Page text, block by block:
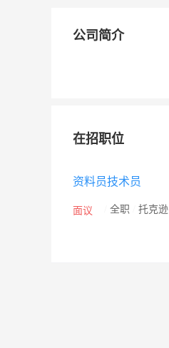
公司简介
在招职位
资料员技术员
面议 全职 托克逊